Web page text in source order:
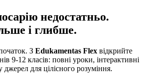
недостатньо.
і глибше.
З Edukamentas Flex відкрийте
9-12 класів: повні уроки, інтерактивні
джерел для цілісного розуміння.